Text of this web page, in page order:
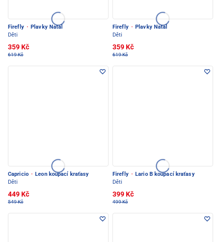
Firefly · Plavky Natal
Děti
359 Kč
619 Kč
Firefly · Plavky Natal
Děti
359 Kč
619 Kč
Capricio · Leon koupací kraťasy
Děti
449 Kč
549 Kč
Firefly · Lario B koupací kraťasy
Děti
399 Kč
499 Kč